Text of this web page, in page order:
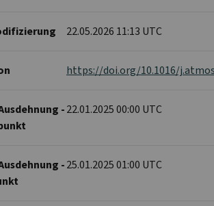
22.05.2026 11:13 UTC
https://doi.org/10.1016/
-22.01.2025 00:00 UTC
-25.01.2025 01:00 UTC